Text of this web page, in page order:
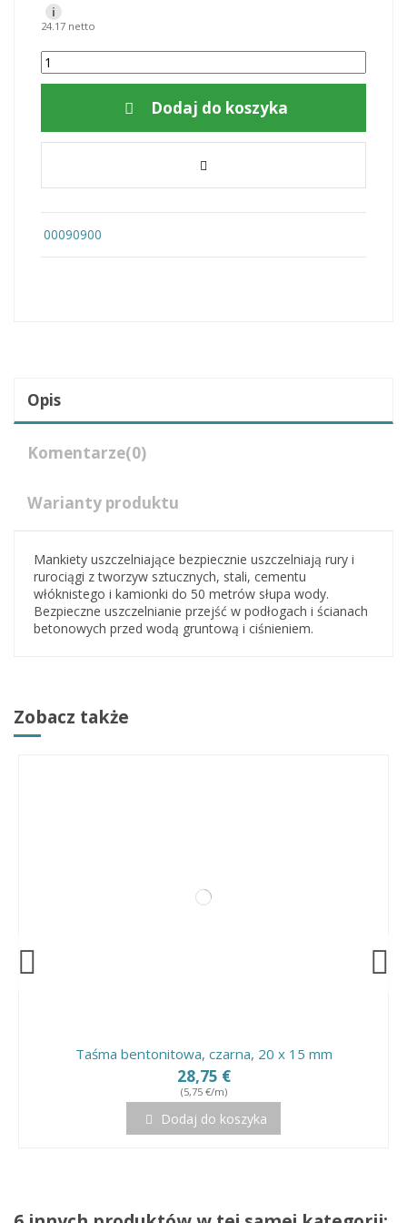
i
24.17 netto
Dodaj do koszyka
00090900
Opis
Komentarze(0)
Warianty produktu
Mankiety uszczelniające bezpiecznie uszczelniają rury i
rurociągi z tworzyw sztucznych, stali, cementu
włóknistego i kamionki do 50 metrów słupa wody.
Bezpieczne uszczelnianie przejść w podłogach i ścianach
betonowych przed wodą gruntową i ciśnieniem.
Zobacz także
Taśma bentonitowa, czarna, 20 x 15 mm
28,75 €
(5,75 €/m)
Dodaj do koszyka